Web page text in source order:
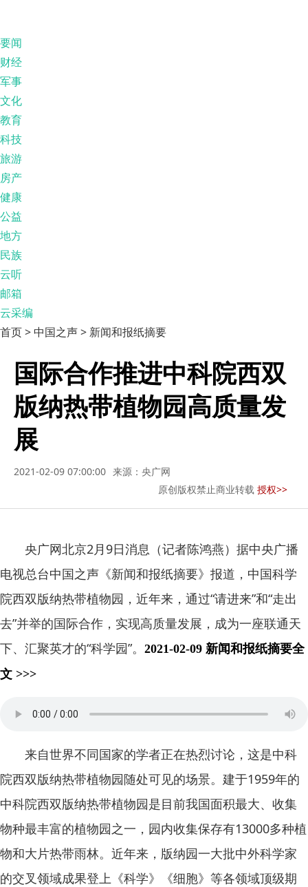
要闻
财经
军事
文化
教育
科技
旅游
房产
健康
公益
地方
民族
云听
邮箱
云采编
首页 > 中国之声 > 新闻和报纸摘要
国际合作推进中科院西双
版纳热带植物园高质量发
展
2021-02-09 07:00:00 来源：央广网
原创版权禁止商业转载 授权>>
央广网北京2月9日消息（记者陈鸿燕）据中央广播
电视总台中国之声《新闻和报纸摘要》报道，中国科学
院西双版纳热带植物园，近年来，通过“请进来”和“走出
去”并举的国际合作，实现高质量发展，成为一座联通天
下、汇聚英才的“科学园”。 2021-02-09 新闻和报纸摘要全
文 >>>
来自世界不同国家的学者正在热烈讨论，这是中科
院西双版纳热带植物园随处可见的场景。建于1959年的
中科院西双版纳热带植物园是目前我国面积最大、收集
物种最丰富的植物园之一，园内收集保存有13000多种植
物和大片热带雨林。近年来，版纳园一大批中外科学家
的交叉领域成果登上《科学》《细胞》等各领域顶级期